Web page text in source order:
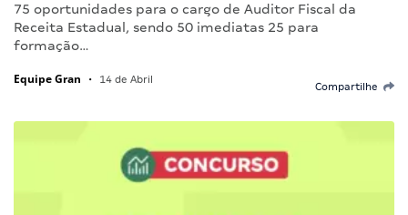
75 oportunidades para o cargo de Auditor Fiscal da
Receita Estadual, sendo 50 imediatas 25 para
formação…
Equipe Gran • 14 de Abril
Compartilhe